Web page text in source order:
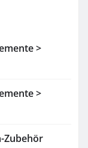
>
>
Zubehör